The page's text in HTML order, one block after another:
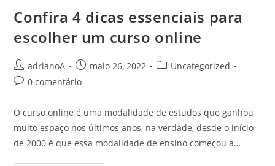
Confira 4 dicas essenciais para
escolher um curso online
Autor
do
adrianoA
Post
publicado:
maio 26, 2022
Categoria
Uncategorized
Comentários
0 comentário
O curso online é uma modalidade de estudos que ganhou
muito espaço nos últimos anos, na verdade, desde o início
de 2000 é que essa modalidade de ensino começou a…